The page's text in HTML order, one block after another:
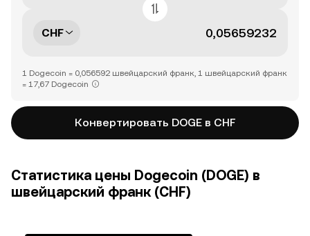
CHF
1 Dogecoin = 0,056592 швейцарский франк, 1 швейцарский франк
= 17,67 Dogecoin
Конвертировать DOGE в CHF
Статистика цены Dogecoin (DOGE) в
швейцарский франк (CHF)